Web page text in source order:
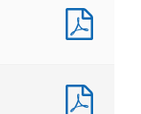
Comparativo
Analítico
2022